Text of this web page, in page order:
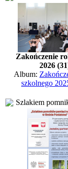
Zakończenie
2026
Album:
szkolnego
Szlakiem